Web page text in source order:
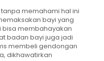
memahami hal ini
bayi yang
bisa membahayakan
badan bayi juga jadi
membeli gendongan
dikhawatirkan